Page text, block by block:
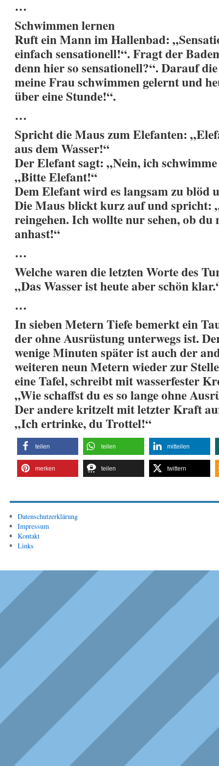
…
Schwimmen lernen
Ruft ein Mann im Hallenbad:
einfach sensationell!“. Fragt der
denn hier so sensationell?“. Darauf
meine Frau schwimmen gelernt und
über eine Stunde!“.
…
Spricht die Maus zum Elefanten:
aus dem Wasser!“
Der Elefant sagt: „Nein, ich
„Bitte Elefant!“
Dem Elefant wird es langsam zu blöd
Die Maus blickt kurz auf und spricht:
reingehen. Ich wollte nur sehen, ob du
anhast!“
…
Welche waren die letzten Worte des
„Das Wasser ist heute aber schön
…
In sieben Metern Tiefe bemerkt ein
der ohne Ausrüstung unterwegs ist.
wenige Minuten später ist auch der
weiteren neun Metern wieder zur
eine Tafel, schreibt mit wasserfester
„Wie schaffst du es so lange ohne
Der andere kritzelt mit letzter Kraft
„Ich ertrinke, du Trottel!“
teilen teilen mitteilen
merken teilen twittern
Datenschutzerklärung
Impressum
Kontakt
Links